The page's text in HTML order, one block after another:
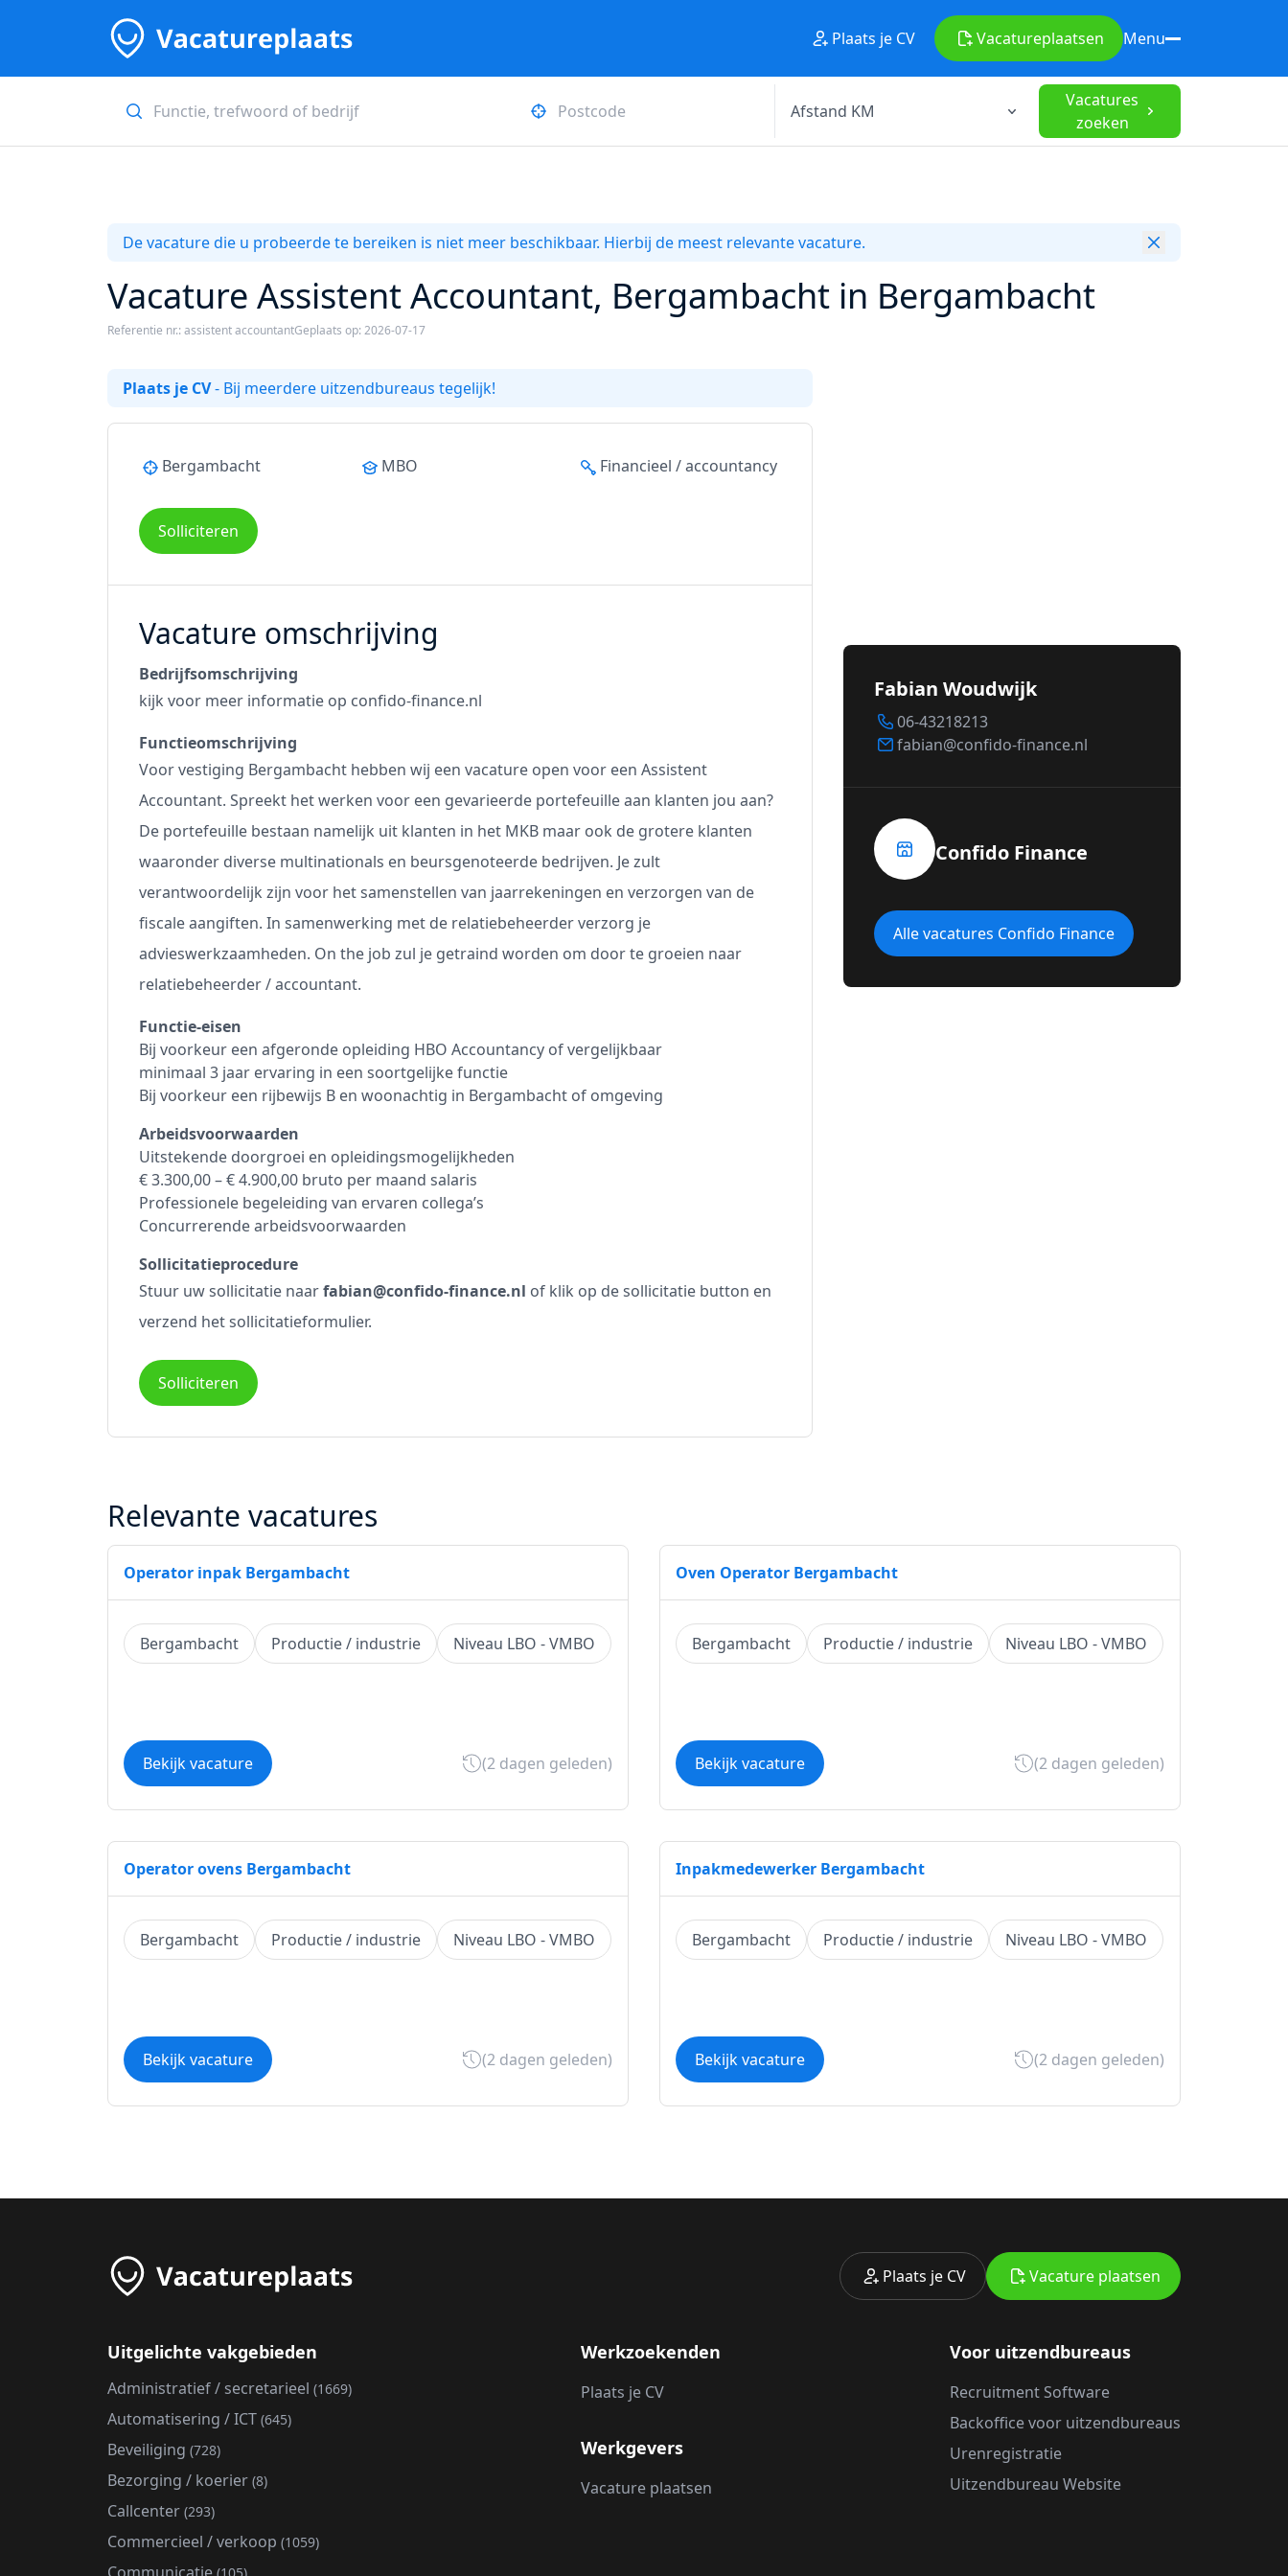
Plaats je CV Vacatureplaatsen Menu
Vacatures
zoeken
De vacature die u probeerde te bereiken is niet meer beschikbaar. Hierbij de meest relevante vacature.
Vacature Assistent Accountant, Bergambacht in Bergambacht
Referentie nr.: assistent accountantGeplaats op: 2026-07-17
Plaats je CV- Bij meerdere uitzendbureaus tegelijk!
Bergambacht MBO Financieel / accountancy
Solliciteren
Vacature omschrijving
Bedrijfsomschrijving
kijk voor meer informatie op confido-finance.nl
Functieomschrijving
Voor vestiging Bergambacht hebben wij een vacature open voor een Assistent
Accountant. Spreekt het werken voor een gevarieerde portefeuille aan klanten jou aan?
De portefeuille bestaan namelijk uit klanten in het MKB maar ook de grotere klanten
waaronder diverse multinationals en beursgenoteerde bedrijven. Je zult
verantwoordelijk zijn voor het samenstellen van jaarrekeningen en verzorgen van de
fiscale aangiften. In samenwerking met de relatiebeheerder verzorg je
advieswerkzaamheden. On the job zul je getraind worden om door te groeien naar
relatiebeheerder / accountant.
Functie-eisen
Bij voorkeur een afgeronde opleiding HBO Accountancy of vergelijkbaar
minimaal 3 jaar ervaring in een soortgelijke functie
Bij voorkeur een rijbewijs B en woonachtig in Bergambacht of omgeving
Arbeidsvoorwaarden
Uitstekende doorgroei en opleidingsmogelijkheden
€ 3.300,00 – € 4.900,00 bruto per maand salaris
Professionele begeleiding van ervaren collega’s
Concurrerende arbeidsvoorwaarden
Sollicitatieprocedure
Stuur uw sollicitatie naarfabian@confido-finance.nl of klik op de sollicitatie button en
verzend het sollicitatieformulier.
Solliciteren
Fabian Woudwijk
06-43218213
fabian@confido-finance.nl
Confido Finance
Alle vacatures Confido Finance
Relevante vacatures
Operator inpak Bergambacht
Bergambacht Productie / industrie Niveau LBO - VMBO
Bekijk vacature (2 dagen geleden)
Oven Operator Bergambacht
Bergambacht Productie / industrie Niveau LBO - VMBO
Bekijk vacature (2 dagen geleden)
Operator ovens Bergambacht
Bergambacht Productie / industrie Niveau LBO - VMBO
Bekijk vacature (2 dagen geleden)
Inpakmedewerker Bergambacht
Bergambacht Productie / industrie Niveau LBO - VMBO
Bekijk vacature (2 dagen geleden)
Plaats je CV Vacature plaatsen
Uitgelichte vakgebieden
Administratief / secretarieel (1669)
Automatisering / ICT (645)
Beveiliging (728)
Bezorging / koerier (8)
Callcenter (293)
Commercieel / verkoop (1059)
Werkzoekenden
Plaats je CV
Werkgevers
Vacature plaatsen
Voor uitzendbureaus
Recruitment Software
Backoffice voor uitzendbureaus
Urenregistratie
Uitzendbureau Website